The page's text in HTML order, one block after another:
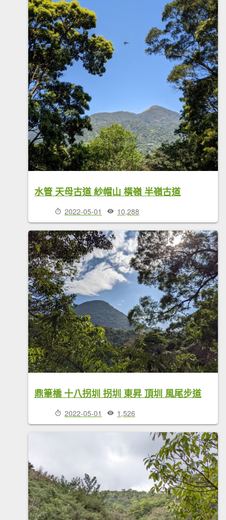
水管 天母古道 紗帽山 橫嶺 半嶺古道
2022-05-01 10,288
鼎筆橋 十八拐圳 拐圳 東昇 頂圳 風尾步道
2022-05-01 1,526